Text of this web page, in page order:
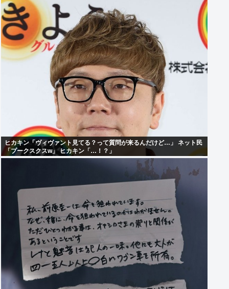
ヒカキン「ヴィヴァント見てる？って質問が来るんだけど…」 ネット民
「プークスクスw」 ヒカキン「…！？」